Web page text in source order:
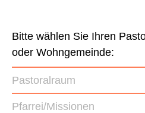
Inserate &
Stellenbörse
Beilagen und
Bitte wählen Sie Ihren
oder Wohngemeinde:
Pastoralraum
Pfarrei/Missionen